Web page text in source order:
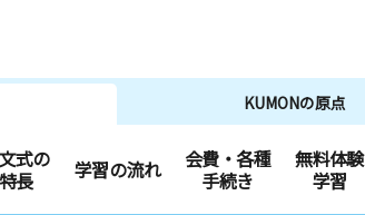
KUMONの原点
式の
特長
学習の流れ
会費・各種
手続き
無料体験
学習